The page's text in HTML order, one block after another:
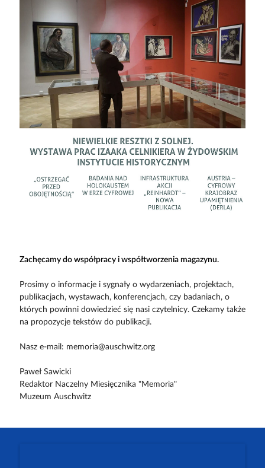
Zachęcamy do współpracy i współtworzenia magazynu.
Prosimy o informacje i sygnały o wydarzeniach, projektach,
publikacjach, wystawach, konferencjach, czy badaniach, o
których powinni dowiedzieć się nasi czytelnicy. Czekamy także
na propozycje tekstów do publikacji.
Nasz e-mail: memoria@auschwitz.org
Paweł Sawicki
Redaktor Naczelny Miesięcznika "Memoria"
Muzeum Auschwitz